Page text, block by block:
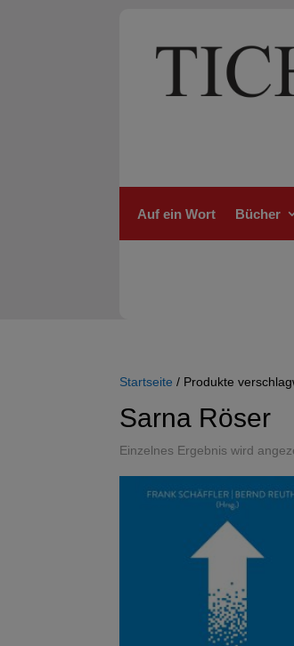
Auf ein Wort Bücher
Startseite / Produkte
Sarna Röser
Einzelnes Ergebnis wird